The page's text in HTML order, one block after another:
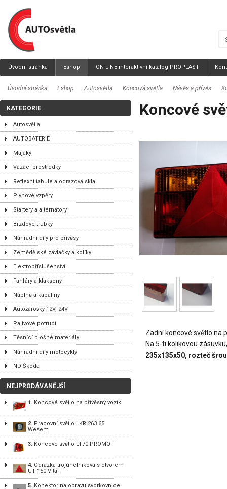
Úvodní stránka Eshop ON-LINE interaktivní katalog PROPLAST
Úvodní stránka Eshop Autosvětla Koncová světla Návěs a přívěs
KATEGORIE
Autosvětla
AUTOBATERIE
Majáky
Vázací prostředky
Reflexní tabule a odrazová skla
Plynové vzpěry
Startery a alternátory
Brzdové trubky
Náhradní díly pro přívěsy
Zemědělské závlačky a kolíky
Elektropříslušenství
Fanfáry a klaksony
Náplně a kapaliny
Autožárovky 12V, 24V
Palivové potrubí
Těsnící plošné materiály
Náhradní díly motocykly
ND Škoda
NEJPRODÁVANĚJŠÍ
1.Koncové světlo na přívěsný vozík
2.Pracovní světlo LKR 263.65
Wesem
3.Koncové světlo LT70 PROMOT
4.Odrazka trojúhelniková s otvorem
UT 150 Vital
5.Konektor na opravu svorkovnice
Koncové
Zadní koncové světlo na
Na 5-ti kolikovou
235x135x50, rozteč